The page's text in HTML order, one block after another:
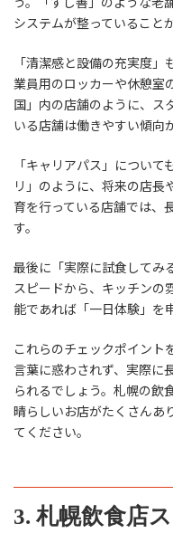
システムが整っていること
「清潔感と設備の充実度
業員用のロッカーや休憩室
国」内の店舗のように、ス
いる店舗は働きやすい傾向
「キャリアパス」につい
リ」のように、将来の店長
育を行っている店舗では、
す。
最後に「実際に試食してみ
スピードから、キッチンの
能であれば「一日体験」を
これらのチェックポイント
言葉に惑わされず、実際に
られるでしょう。札幌の飲
晴らしいお店がたくさんあ
てください。
3. 札幌飲食店